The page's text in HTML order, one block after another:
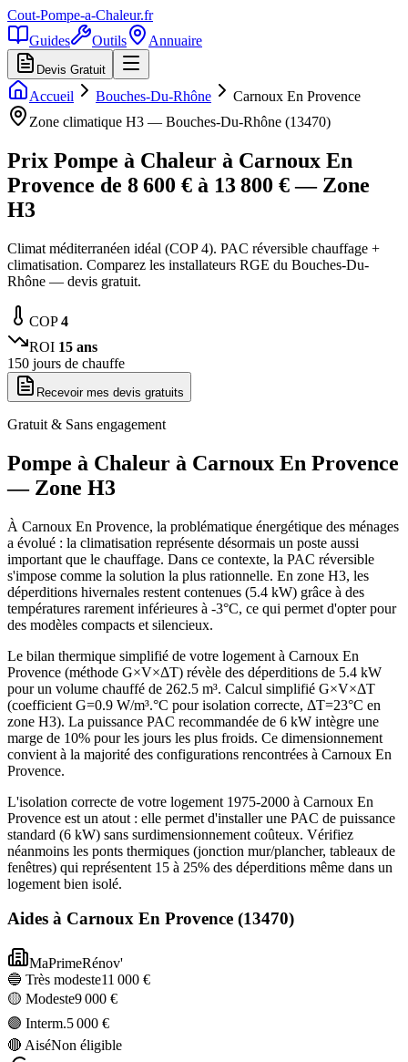
Cout-Pompe-a-Chaleur.fr
Guides
Outils Annuaire
Devis Gratuit
Accueil Bouches-Du-Rhône
Carnoux En Provence
Zone climatique H3 — Bouches-Du-Rhône (13470)
Prix Pompe à Chaleur à Carnoux En
Provence de 8 600 € à 13 800 € — Zone
H3
Climat méditerranéen idéal (COP 4). PAC réversible chauffage +
climatisation. Comparez les installateurs RGE du Bouches-Du-
Rhône — devis gratuit.
COP4
ROI 15 ans
150 jours de chauffe
Recevoir mes devis gratuits
Gratuit & Sans engagement
Pompe à Chaleur à Carnoux En Provence
— Zone H3
À Carnoux En Provence, la problématique énergétique des ménages
a évolué : la climatisation représente désormais un poste aussi
important que le chauffage. Dans ce contexte, la PAC réversible
s'impose comme la solution la plus rationnelle. En zone H3, les
déperditions hivernales restent contenues (5.4 kW) grâce à des
températures rarement inférieures à -3°C, ce qui permet d'opter pour
des modèles compacts et silencieux.
Le bilan thermique simplifié de votre logement à Carnoux En
Provence (méthode G×V×ΔT) révèle des déperditions de 5.4 kW
pour un volume chauffé de 262.5 m³. Calcul simplifié G×V×ΔT
(coefficient G=0.9 W/m³.°C pour isolation correcte, ΔT=23°C en
zone H3). La puissance PAC recommandée de 6 kW intègre une
marge de 10% pour les jours les plus froids. Ce dimensionnement
convient à la majorité des configurations rencontrées à Carnoux En
Provence.
L'isolation correcte de votre logement 1975-2000 à Carnoux En
Provence est un atout : elle permet d'installer une PAC de puissance
standard (6 kW) sans surdimensionnement coûteux. Vérifiez
néanmoins les ponts thermiques (jonction mur/plancher, tableaux de
fenêtres) qui représentent 15 à 25% des déperditions même dans un
logement bien isolé.
Aides à Carnoux En Provence (13470)
MaPrimeRénov'
🔵 Très modeste11 000 €
🟡 Modeste9 000 €
🟣 Interm.5 000 €
🔴 AiséNon éligible